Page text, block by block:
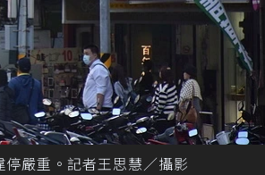
嚴重。記者王思慧／攝影